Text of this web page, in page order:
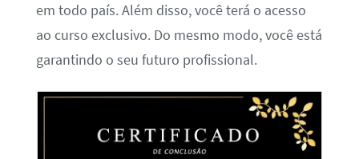
em todo país. Além disso, você terá o acesso
ao curso exclusivo. Do mesmo modo, você está
garantindo o seu futuro profissional.